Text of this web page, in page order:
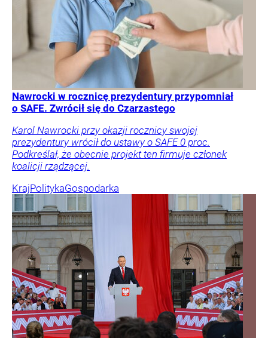
Nawrocki w rocznicę prezydentury przypomniał
o SAFE. Zwrócił się do Czarzastego
Karol Nawrocki przy okazji rocznicy swojej
prezydentury wrócił do ustawy o SAFE 0 proc.
Podkreślał, że obecnie projekt ten firmuje członek
koalicji rządzącej.
KrajPolitykaGospodarka